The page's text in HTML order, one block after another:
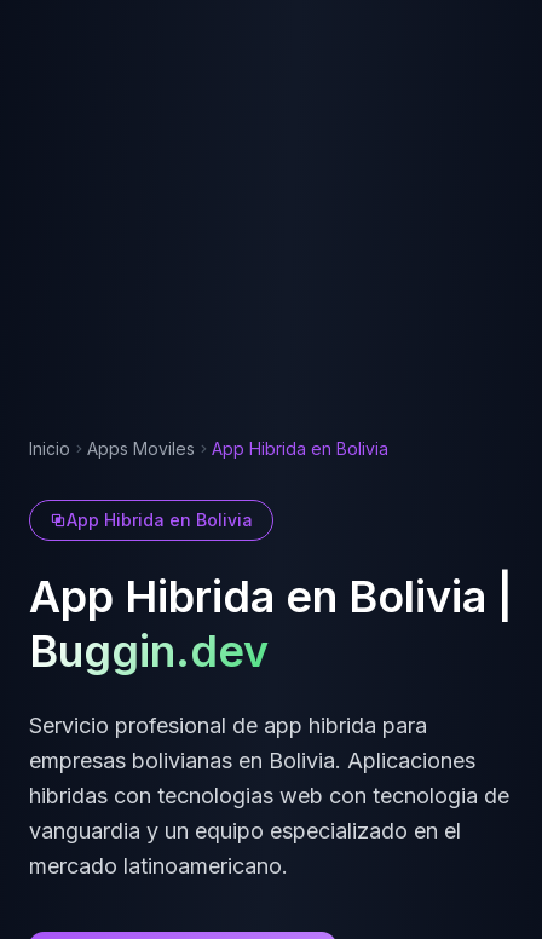
Inicio Apps Moviles App Hibrida en Bolivia
App Hibrida en Bolivia
App Hibrida en Bolivia
Buggin.dev
Servicio profesional de app hibrida para
empresas bolivianas en Bolivia. Aplicaciones
hibridas con tecnologias web con tecnologia de
vanguardia y un equipo especializado en el
mercado latinoamericano.